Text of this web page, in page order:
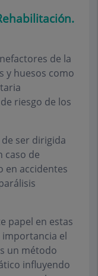
de la
y huesos como
riesgo de los
ser dirigida
caso de
en accidentes
papel en estas
el
un método
influyendo